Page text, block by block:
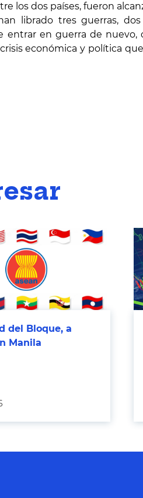
los dos países, fueron
librado tres guerras,
en guerra de nuevo,
económica y política
del Bloque, a
Manila